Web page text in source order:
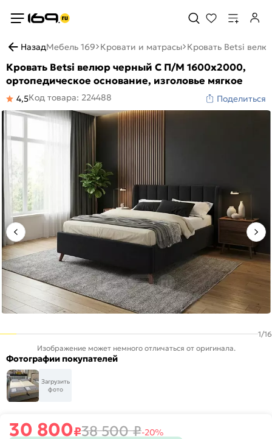
НазадМебель 169 Кровати и матрасы Кровать Betsi
Кровать Betsi велюр черный С П/М 1600x2000,
ортопедическое основание, изголовье мягкое
4,5Код товара: 224488 Поделиться
1/16
Изображение может немного отличаться от оригинала.
Фотографии покупателей
Загрузить
фото
30 800₽38 500₽-20%